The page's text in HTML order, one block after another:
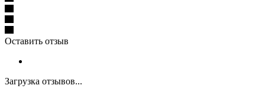
Оставить отзыв
Загрузка отзывов...